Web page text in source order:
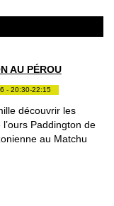
AU PÉROU
- 20:30-22:15
découvrir les
Paddington de
au Matchu